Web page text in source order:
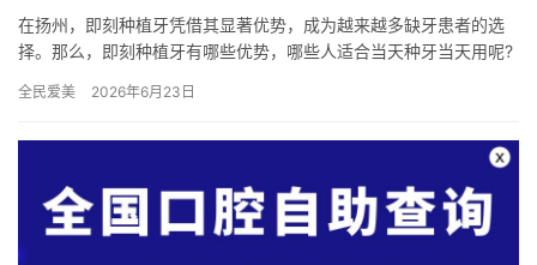
在扬州，即刻种植牙凭借其显著优势，成为越来越多缺牙患者的选
择。那么，即刻种植牙有哪些优势，哪些人适合当天种牙当天用呢?
种…
全民爱美 2026年6月23日